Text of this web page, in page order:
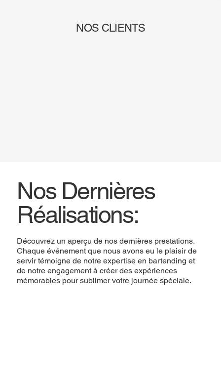
NOS CLIENTS
Nos Dernières
Réalisations:
Découvrez un aperçu de nos dernières prestations.
Chaque événement que nous avons eu le plaisir de
servir témoigne de notre expertise en bartending et
de notre engagement à créer des expériences
mémorables pour sublimer votre journée spéciale.